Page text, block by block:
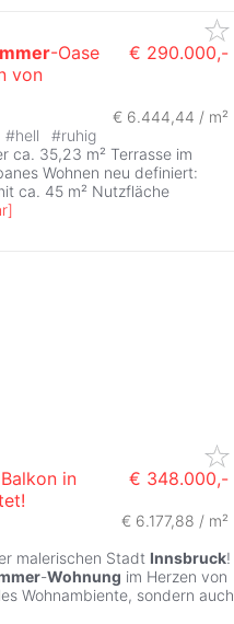
-Oase
von
€ 290.000,-
€ 6.444,44 / m²
#hell #ruhig
ca. 35,23 m² Terrasse im
Wohnen neu definiert:
ca. 45 m² Nutzfläche
]
in
€ 348.000,-
€ 6.177,88 / m²
malerischen Stadt Innsbruck!
-Wohnung im Herzen von
Wohnambiente, sondern auch